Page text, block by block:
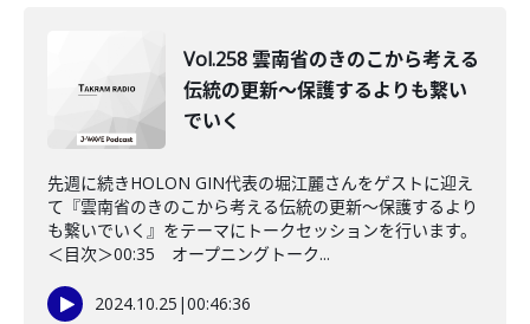
Vol.258 雲南省のきのこから考える
伝統の更新～保護するよりも繋い
でいく
先週に続きHOLON GIN代表の堀江麗さんをゲストに迎え
て『雲南省のきのこから考える伝統の更新～保護するより
も繋いでいく』をテーマにトークセッションを行います。
＜目次＞00:35 オープニングトーク...
2024.10.25 |00:46:36